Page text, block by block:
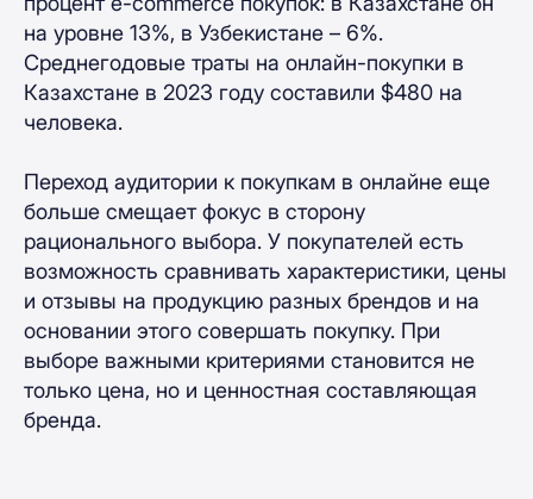
на уровне 13%, в Узбекистане – 6%.
Среднегодовые траты на онлайн-покупки в
Казахстане в 2023 году составили $480 на
человека.
Переход аудитории к покупкам в онлайне еще
больше смещает фокус в сторону
рационального выбора. У покупателей есть
возможность сравнивать характеристики, цены
и отзывы на продукцию разных брендов и на
основании этого совершать покупку. При
выборе важными критериями становится не
только цена, но и ценностная составляющая
бренда.